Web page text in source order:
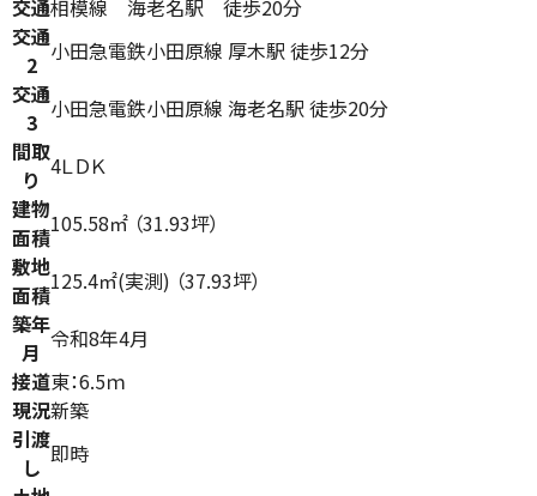
交通相模線 海老名駅 徒歩20分
交通
2 小田急電鉄小田原線 厚木駅 徒歩12分
交通
3 小田急電鉄小田原線 海老名駅 徒歩20分
間取
り 4ＬＤＫ
建物
面積105.58㎡ （31.93坪）
敷地
面積125.4㎡(実測) （37.93坪）
築年
月 令和8年4月
接道東：6.5ｍ
現況新築
引渡
し 即時